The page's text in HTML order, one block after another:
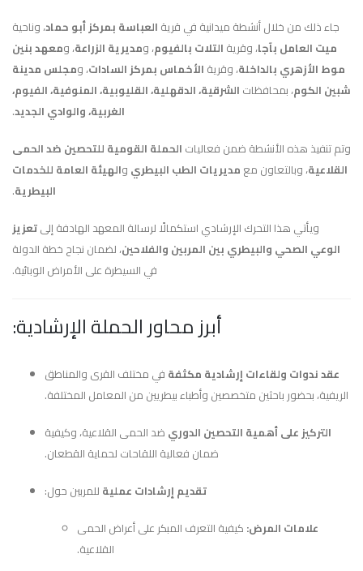
جاء ذلك من خلال أنشطة ميدانية في قرية العباسة بمركز أبو حماد، وناحية
ميت العامل بآجا، وقرية التلات بالفيوم، ومديرية الزراعة، ومعهد بنين
موط الأزهري بالداخلة، وقرية الأخماس بمركز السادات، ومجلس مدينة
شبين الكوم، بمحافظات الشرقية، الدقهلية، القليوبية، المنوفية، الفيوم،
الغربية، والوادي الجديد.
وتم تنفيذ هذه الأنشطة ضمن فعاليات الحملة القومية للتحصين ضد الحمى
القلاعية، وبالتعاون مع مديريات الطب البيطري والهيئة العامة للخدمات
البيطرية.
ويأتي هذا التحرك الإرشادي استكمالًا لرسالة المعهد الهادفة إلىتعزيز
الوعي الصحي والبيطري بين المربين والفلاحين، لضمان نجاح خطة الدولة
في السيطرة على الأمراض الوبائية.
أبرز محاور الحملة الإرشادية:
عقد ندوات ولقاءات إرشادية مكثفة في مختلف القرى والمناطق
الريفية، بحضور باحثين متخصصين وأطباء بيطريين من المعامل المختلفة.
التركيز على أهمية التحصين الدوري ضد الحمى القلاعية، وكيفية
ضمان فعالية اللقاحات لحماية القطعان.
تقديم إرشادات عملية للمربين حول:
علامات المرض: كيفية التعرف المبكر على أعراض الحمى
القلاعية.